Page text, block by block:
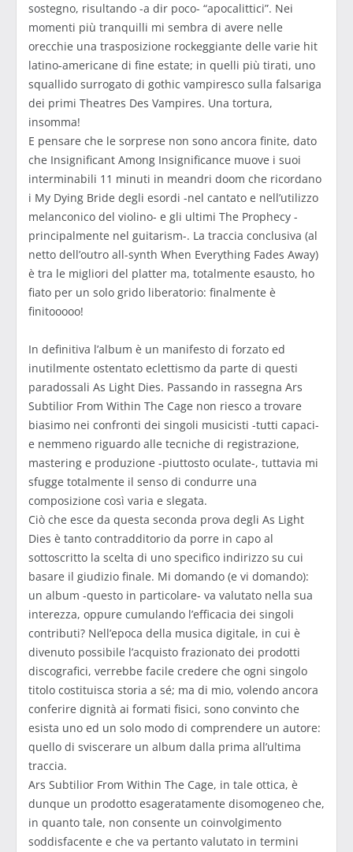
sostegno, risultando -a dir poco- “apocalittici”. Nei
momenti più tranquilli mi sembra di avere nelle
orecchie una trasposizione rockeggiante delle varie hit
latino-americane di fine estate; in quelli più tirati, uno
squallido surrogato di gothic vampiresco sulla falsariga
dei primi Theatres Des Vampires. Una tortura,
insomma!
E pensare che le sorprese non sono ancora finite, dato
che Insignificant Among Insignificance muove i suoi
interminabili 11 minuti in meandri doom che ricordano
i My Dying Bride degli esordi -nel cantato e nell’utilizzo
melanconico del violino- e gli ultimi The Prophecy -
principalmente nel guitarism-. La traccia conclusiva (al
netto dell’outro all-synth When Everything Fades Away)
è tra le migliori del platter ma, totalmente esausto, ho
fiato per un solo grido liberatorio: finalmente è
finitooooo!
In definitiva l’album è un manifesto di forzato ed
inutilmente ostentato eclettismo da parte di questi
paradossali As Light Dies. Passando in rassegna Ars
Subtilior From Within The Cage non riesco a trovare
biasimo nei confronti dei singoli musicisti -tutti capaci-
e nemmeno riguardo alle tecniche di registrazione,
mastering e produzione -piuttosto oculate-, tuttavia mi
sfugge totalmente il senso di condurre una
composizione così varia e slegata.
Ciò che esce da questa seconda prova degli As Light
Dies è tanto contradditorio da porre in capo al
sottoscritto la scelta di uno specifico indirizzo su cui
basare il giudizio finale. Mi domando (e vi domando):
un album -questo in particolare- va valutato nella sua
interezza, oppure cumulando l’efficacia dei singoli
contributi? Nell’epoca della musica digitale, in cui è
divenuto possibile l’acquisto frazionato dei prodotti
discografici, verrebbe facile credere che ogni singolo
titolo costituisca storia a sé; ma di mio, volendo ancora
conferire dignità ai formati fisici, sono convinto che
esista uno ed un solo modo di comprendere un autore:
quello di sviscerare un album dalla prima all’ultima
traccia.
Ars Subtilior From Within The Cage, in tale ottica, è
dunque un prodotto esageratamente disomogeneo che,
in quanto tale, non consente un coinvolgimento
soddisfacente e che va pertanto valutato in termini